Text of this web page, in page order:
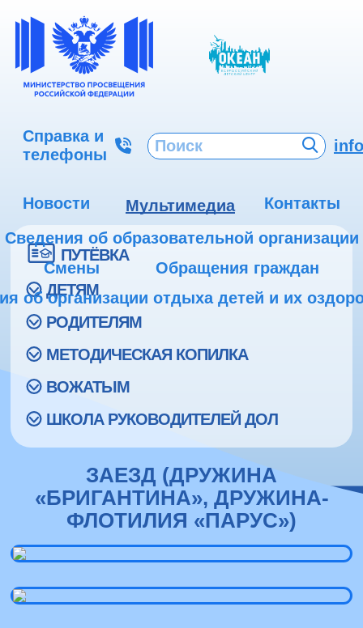
Справка и
телефоны
Новости Мультимедиа
Контакты
Сведения об образовательной организации
Смены
Обращения граждан
об организации отдыха детей и их
ПУТЁВКА
ДЕТЯМ
РОДИТЕЛЯМ
МЕТОДИЧЕСКАЯ КОПИЛКА
ВОЖАТЫМ
ШКОЛА РУКОВОДИТЕЛЕЙ ДОЛ
ЗАЕЗД (ДРУЖИНА
«БРИГАНТИНА», ДРУЖИНА-
ФЛОТИЛИЯ «ПАРУС»)